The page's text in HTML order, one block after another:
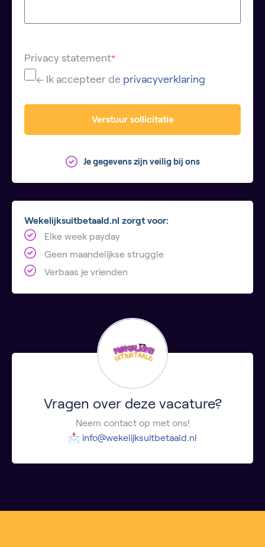
Privacy statement*
← Ik accepteer de privacyverklaring
Verstuur sollicitatie
Je gegevens zijn veilig bij ons
Wekelijksuitbetaald.nl zorgt voor:
Elke week payday
Geen maandelijkse struggle
Verbaas je vrienden
Vragen over deze vacature?
Neem contact op met ons!
📩 info@wekelijksuitbetaald.nl